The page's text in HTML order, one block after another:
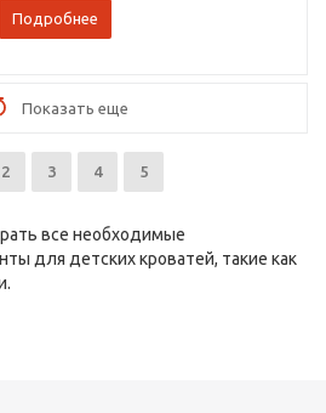
Подробнее
Показать еще
2 3 4 5
все необходимые
для детских кроватей, такие как